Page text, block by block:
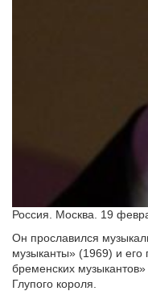
Россия. Москва. 19
Он прославился
музыканты» (1969) и
бременских
Глупого короля.